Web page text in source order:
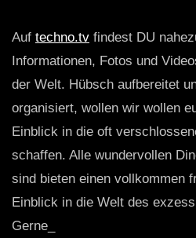
Du solltest übrigens gerade
Streaming nicht gerade viel
direkt unterstützen. Viele
Möglichkeit für Spenden. Mit
dem Video kannst du z.B. den
unterstützen. Definitiv solltest
und wenn Du einen
besten Tracks auf Vinyl!
Auf techno.tv findest DU
Informationen, Fotos und
der Welt. Hübsch aufbereitet
organisiert, wollen wir wollen
Einblick in die oft
schaffen. Alle wundervollen
sind bieten einen vollkommen
Einblick in die Welt des
Gerne_